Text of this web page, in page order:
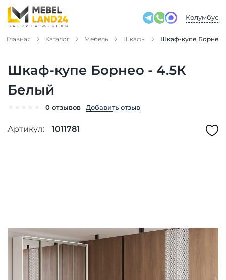
Колумбус
Главная Каталог Мебель Шкафы Шкаф-купе Борнео
Шкаф-купе Борнео - 4.5К
Белый
0 отзывов Добавить отзыв
Артикул: 1011781